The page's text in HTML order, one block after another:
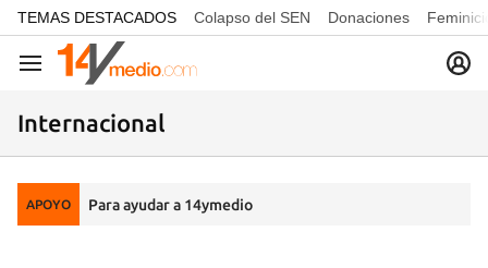
common.go-to-content
TEMAS DESTACADOS Colapso del SEN Donaciones
Navegación
Internacional
APOYO Para ayudar a 14ymedio